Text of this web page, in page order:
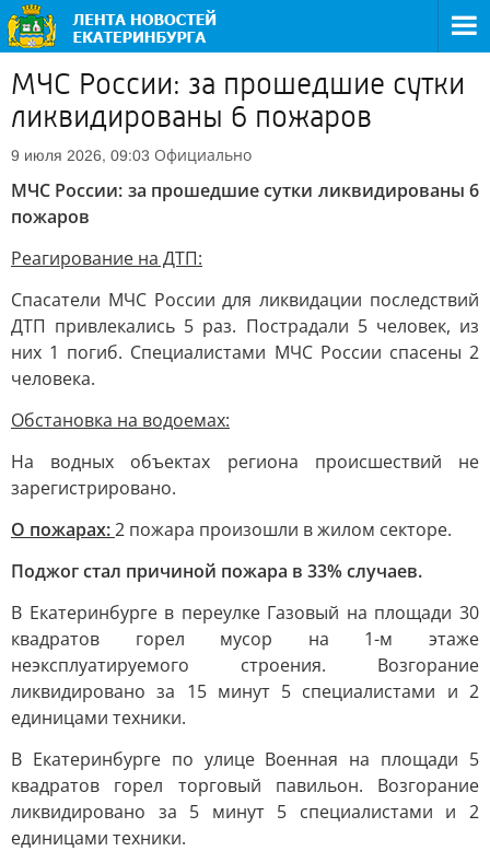
МЧС России: за прошедшие сутки
ликвидированы 6 пожаров
9 июля 2026, 09:03 Официально
МЧС России: за прошедшие сутки ликвидированы 6
пожаров
Реагирование на ДТП:
Спасатели МЧС России для ликвидации последствий
ДТП привлекались 5 раз. Пострадали 5 человек, из
них 1 погиб. Специалистами МЧС России спасены 2
человека.
Обстановка на водоемах:
На водных объектах региона происшествий не
зарегистрировано.
О пожарах:2 пожара произошли в жилом секторе.
Поджог стал причиной пожара в 33% случаев.
В Екатеринбурге в переулке Газовый на площади 30
квадратов горел мусор на 1-м этаже
неэксплуатируемого строения. Возгорание
ликвидировано за 15 минут 5 специалистами и 2
единицами техники.
В Екатеринбурге по улице Военная на площади 5
квадратов горел торговый павильон. Возгорание
ликвидировано за 5 минут 5 специалистами и 2
единицами техники.